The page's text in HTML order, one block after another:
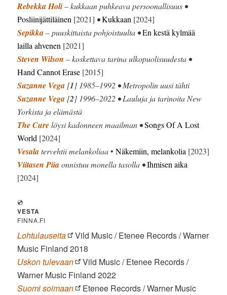
Rebekka Holi– kukkaan puhkeava persoonallisuus •
Posliinijättiläinen [2021] •Kukkaan [2024]
Sepikka– puuskittaista pohjoistuulta •En kestä kylmää
lailla ahvenen [2021]
Steven Wilson – koskettava tarina ulkopuolisuudesta •
Hand Cannot Erase [2015]
Suzanne Vega [1] 1985–1992 • Metropolin uusi tähti
Suzanne Vega [2] 1996–2022 • Lauluja ja tarinoita New
Yorkista ja elämästä
The Curelöysi kadonneen maailman •Songs Of A Lost
World [2024]
Vesalatervehtii melankoliaa• Näkemiin, melankolia [2023]
Viitasen Piiaonnistuu monella tasolla •Ihmisen aika
[2024]
💿
VESTA
FINNA.FI
Lohtulauseita
Vild Music / Etenee Records / Warner
Music Finland 2018
Uskon tulevaan
Vild Music / Etenee Records /
Warner Music Finland 2022
Suomi soimaan
Etenee Records / Warner Music